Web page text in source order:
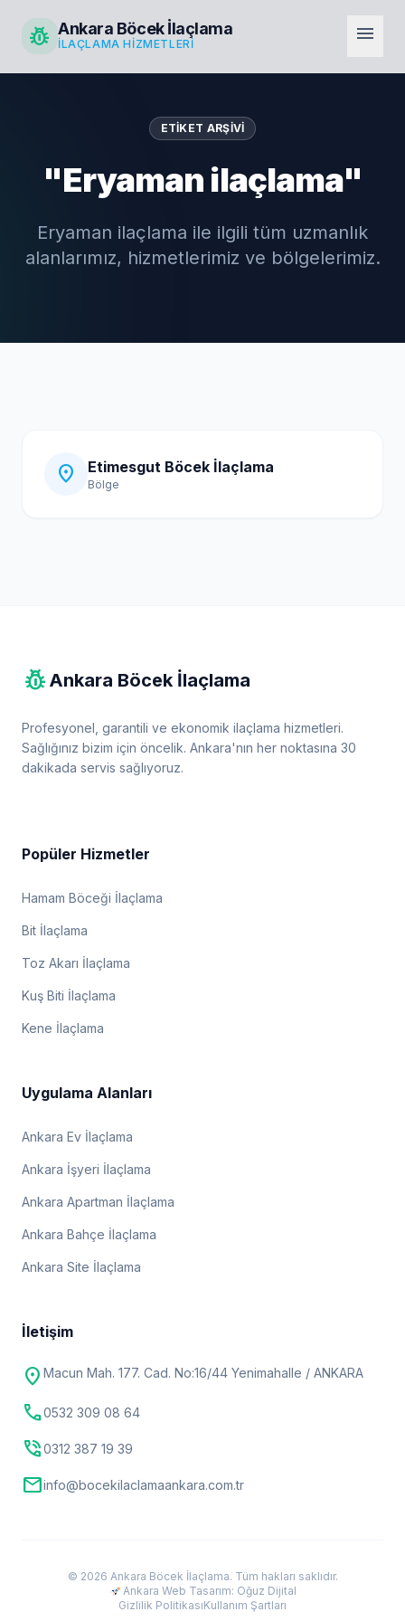
pest_control Ankara Böcek İlaçlama
İLAÇLAMA HIZMETLERI menu
ETIKET ARŞIVI
"Eryaman ilaçlama"
Eryaman ilaçlama ile ilgili tüm uzmanlık
alanlarımız, hizmetlerimiz ve bölgelerimiz.
location_on Etimesgut Böcek İlaçlama
Bölge
pest_control Ankara Böcek İlaçlama
Profesyonel, garantili ve ekonomik ilaçlama hizmetleri.
Sağlığınız bizim için öncelik. Ankara'nın her noktasına 30
dakikada servis sağlıyoruz.
Popüler Hizmetler
Hamam Böceği İlaçlama
Bit İlaçlama
Toz Akarı İlaçlama
Kuş Biti İlaçlama
Kene İlaçlama
Uygulama Alanları
Ankara Ev İlaçlama
Ankara İşyeri İlaçlama
Ankara Apartman İlaçlama
Ankara Bahçe İlaçlama
Ankara Site İlaçlama
İletişim
location_on Macun Mah. 177. Cad. No:16/44 Yenimahalle / ANKARA
call0532 309 08 64
phone_in_talk0312 387 19 39
mailinfo@bocekilaclamaankara.com.tr
© 2026 Ankara Böcek İlaçlama. Tüm hakları saklıdır.
Ankara Web Tasarım: Oğuz Dijital
Gizlilik PolitikasıKullanım Şartları